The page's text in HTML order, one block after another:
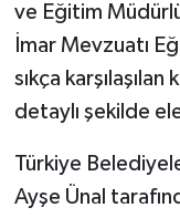
ve Eğitim
İmar Mevzuatı
sıkça
detaylı şekilde ele
Türkiye
Ayşe Ünal